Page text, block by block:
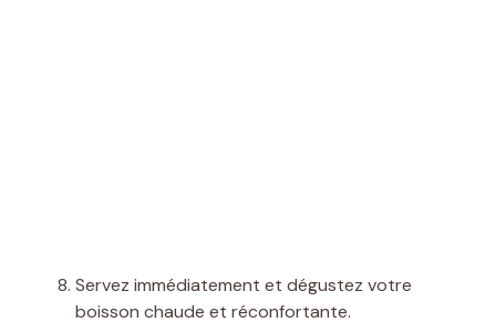
Servez immédiatement et dégustez votre
boisson chaude et réconfortante.